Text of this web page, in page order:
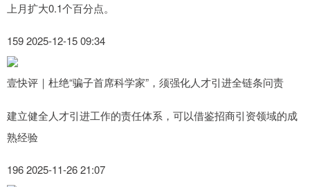
上月扩大0.1个百分点。
159 2025-12-15 09:34
壹快评｜杜绝“骗子首席科学家”，须强化人才引进全链条问责
建立健全人才引进工作的责任体系，可以借鉴招商引资领域的成
熟经验
196 2025-11-26 21:07